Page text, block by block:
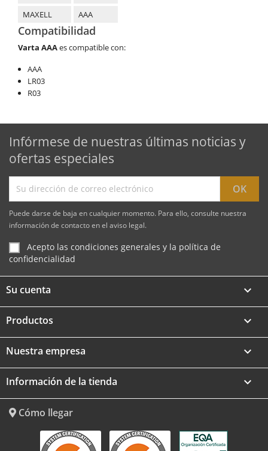
MAXELL
AAA
Compatibilidad
Varta AAAes compatible con:
AAA
LR03
R03
Infórmese de nuestras últimas noticias y
ofertas especiales
Puede darse de baja en cualquier momento. Para ello, consulte nuestra
información de contacto en el aviso legal.
Acepto las condiciones generales y la política de
confidencialidad
Su cuenta 
Productos 
Nuestra empresa 
Información de la tienda keyboard_arrow_down
Cómo llegar